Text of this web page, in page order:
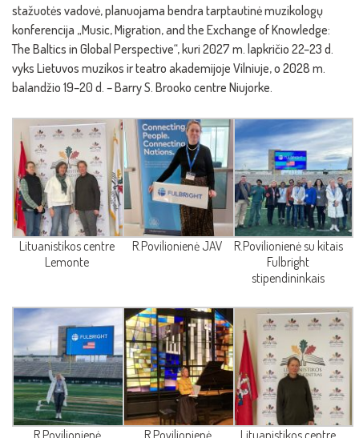
stažuotės vadovė, planuojama bendra tarptautinė muzikologų
konferencija „Music, Migration, and the Exchange of Knowledge:
The Baltics in Global Perspective“, kuri 2027 m. lapkričio 22–23 d.
vyks Lietuvos muzikos ir teatro akademijoje Vilniuje, o 2028 m.
balandžio 19–20 d. – Barry S. Brooko centre Niujorke.
Lituanistikos centre
Lemonte
R.Povilionienė JAV
R.Povilionienė su kitais
Fulbright
stipendininkais
R.Povilionienė
R.Povilionienė
Lituanistikos centre